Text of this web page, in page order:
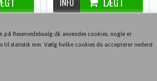
på Reservedelssalg.dk anvendes cookies, nogle er
til statistik mm. Vælg hvilke cookies du accepterer nederst